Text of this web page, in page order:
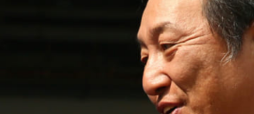
順位表･成績